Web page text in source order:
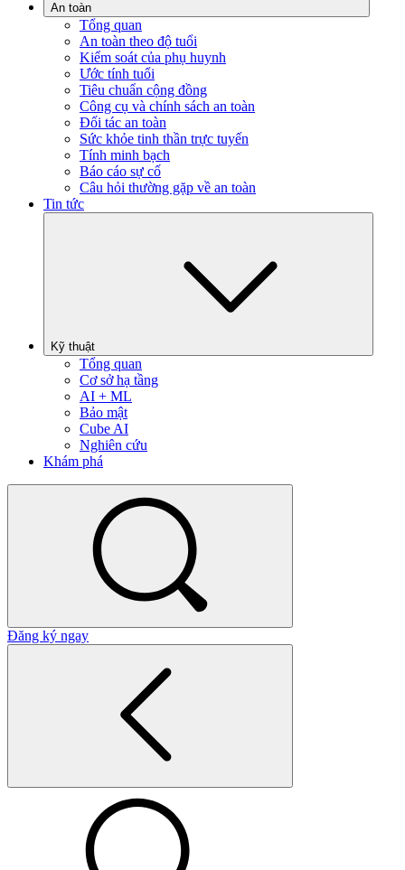
An toàn
Tổng quan
An toàn theo độ tuổi
Kiểm soát của phụ huynh
Ước tính tuổi
Tiêu chuẩn cộng đồng
Công cụ và chính sách an toàn
Đối tác an toàn
Sức khỏe tinh thần trực tuyến
Tính minh bạch
Báo cáo sự cố
Câu hỏi thường gặp về an toàn
Tin tức
Kỹ thuật
Tổng quan
Cơ sở hạ tầng
AI + ML
Bảo mật
Cube AI
Nghiên cứu
Khám phá
Đăng ký ngay